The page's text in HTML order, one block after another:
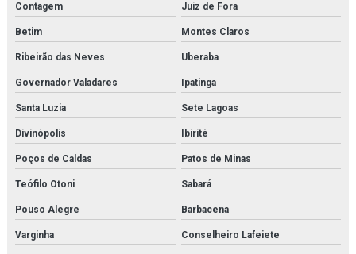
Filtro coalescente domnick hunter
Filtro coalescente orçamento
Filtro de contaminantes orçamento
Filtro danfoss
Filtro domnick hunter
Filtro finite
Filtro finite orçamento
Filtro hidráulico de pressão
Contagem Juiz de Fora
Betim Montes Claros
Ribeirão das Neves Uberaba
Governador Valadares Ipatinga
Santa Luzia Sete Lagoas
Divinópolis Ibirité
Poços de Caldas Patos de Minas
Teófilo Otoni Sabará
Pouso Alegre Barbacena
Varginha Conselheiro Lafeiete